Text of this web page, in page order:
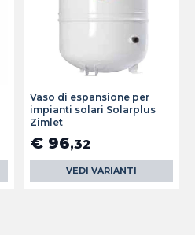
Vaso di espansione per
impianti solari Solarplus
Zimlet
€ 96,32
VEDI VARIANTI